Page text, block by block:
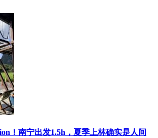
！南宁出发1.5h，夏季上林确实是人间